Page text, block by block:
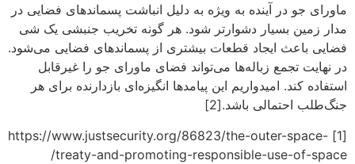
ماورای جو در آینده به ویژه به دلیل انباشت پسماندهای فضایی در
مدار زمین بسیار دشوارتر شود. هر گونه تخریب جنبشی یک شی
فضایی باعث ایجاد قطعات بیشتری از پسماندهای فضایی می‌شود.
در نهایت تجمع زباله‌ها می‌تواند فضای ماورای جو را غیرقابل
استفاده کند. امیدواریم این پیامدها انگیزه‌ای بازدارنده برای هر
جنگ‌طلب احتمالی باشد.[2]
[1] https://www.justsecurity.org/86823/the-outer-space-
treaty-and-promoting-responsible-use-of-space/